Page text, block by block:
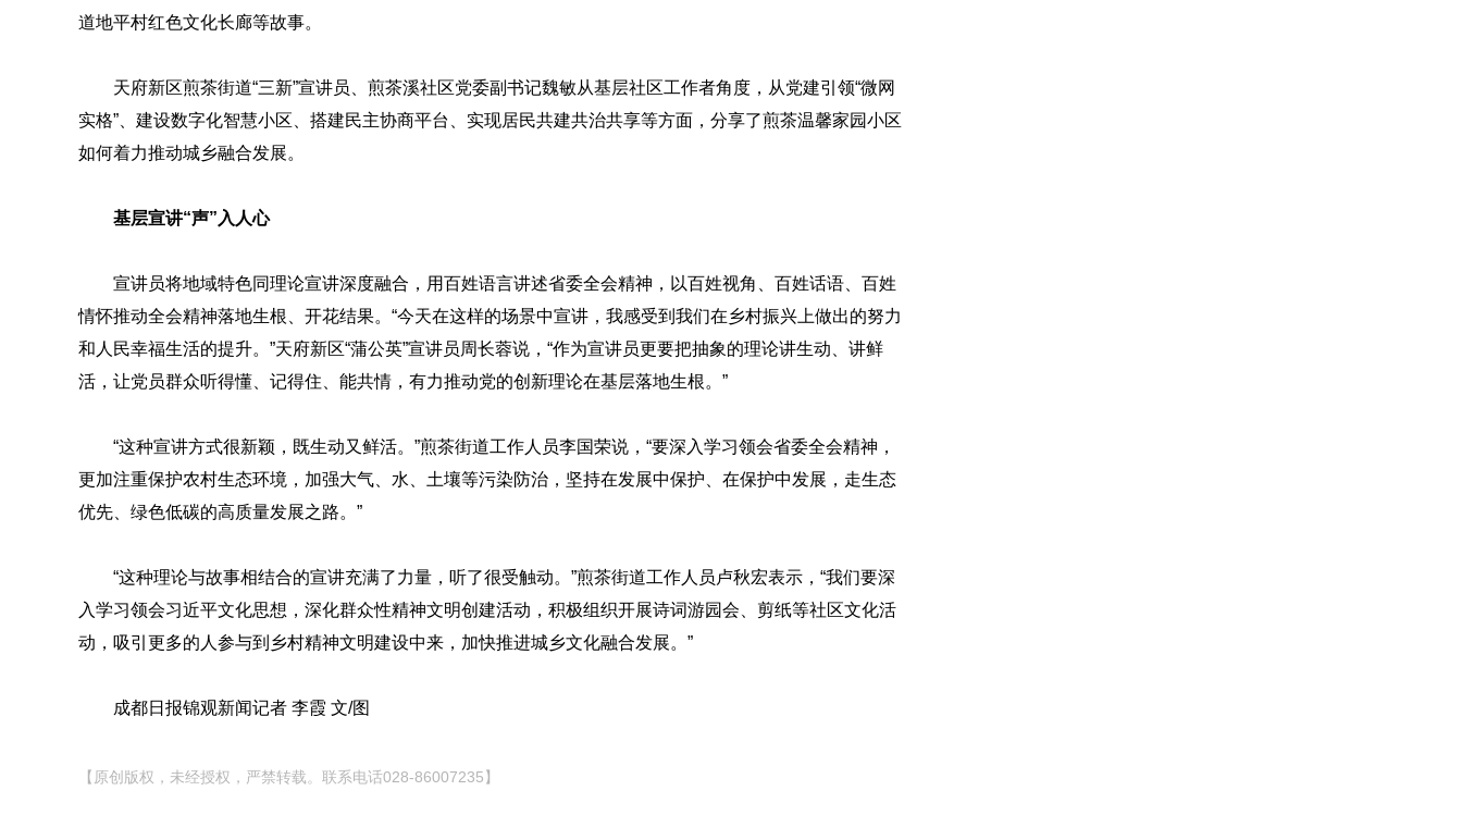
道地平村红色文化长廊等故事。
天府新区煎茶街道“三新”宣讲员、煎茶溪社区党委副书记魏敏从基层社区工作者角度，从党建引领“微网
实格”、建设数字化智慧小区、搭建民主协商平台、实现居民共建共治共享等方面，分享了煎茶温馨家园小区
如何着力推动城乡融合发展。
基层宣讲“声”入人心
宣讲员将地域特色同理论宣讲深度融合，用百姓语言讲述省委全会精神，以百姓视角、百姓话语、百姓
情怀推动全会精神落地生根、开花结果。“今天在这样的场景中宣讲，我感受到我们在乡村振兴上做出的努力
和人民幸福生活的提升。”天府新区“蒲公英”宣讲员周长蓉说，“作为宣讲员更要把抽象的理论讲生动、讲鲜
活，让党员群众听得懂、记得住、能共情，有力推动党的创新理论在基层落地生根。”
“这种宣讲方式很新颖，既生动又鲜活。”煎茶街道工作人员李国荣说，“要深入学习领会省委全会精神，
更加注重保护农村生态环境，加强大气、水、土壤等污染防治，坚持在发展中保护、在保护中发展，走生态
优先、绿色低碳的高质量发展之路。”
“这种理论与故事相结合的宣讲充满了力量，听了很受触动。”煎茶街道工作人员卢秋宏表示，“我们要深
入学习领会习近平文化思想，深化群众性精神文明创建活动，积极组织开展诗词游园会、剪纸等社区文化活
动，吸引更多的人参与到乡村精神文明建设中来，加快推进城乡文化融合发展。”
成都日报锦观新闻记者 李霞 文/图
【原创版权，未经授权，严禁转载。联系电话028-86007235】